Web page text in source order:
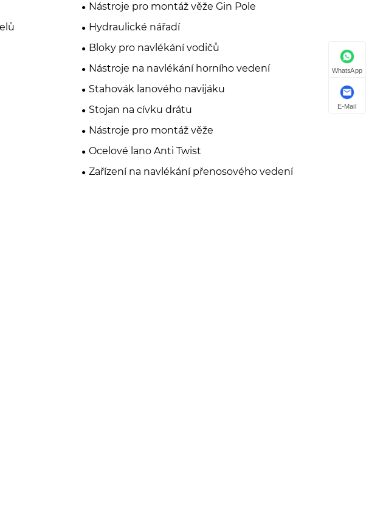
Nástroje pro montáž věže Gin Pole
Hydraulické nářadí
Bloky pro navlékání vodičů
Nástroje na navlékání horního vedení
Stahovák lanového navijáku
Stojan na cívku drátu
Nástroje pro montáž věže
Ocelové lano Anti Twist
Zařízení na navlékání přenosového vedení
WhatsApp
E-Mail